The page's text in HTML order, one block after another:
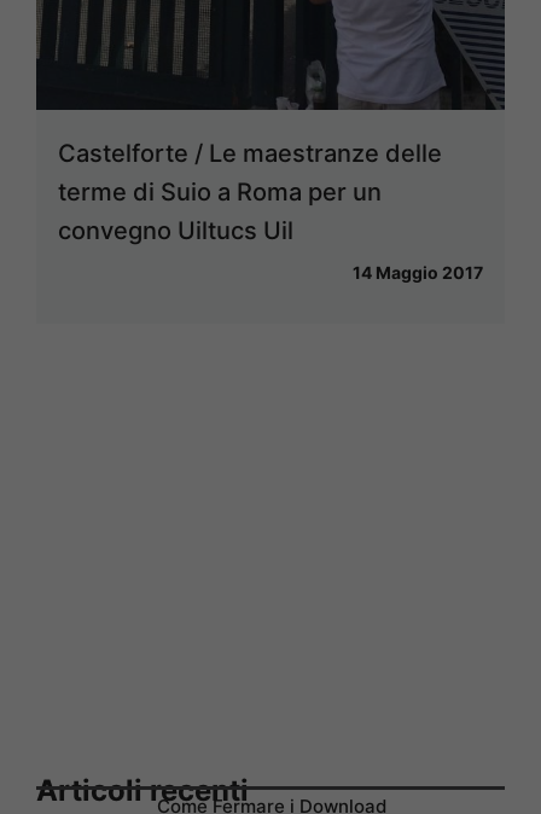
Castelforte / Le maestranze delle
terme di Suio a Roma per un
convegno Uiltucs Uil
14 Maggio 2017
Articoli recentiCome Fermare i Download